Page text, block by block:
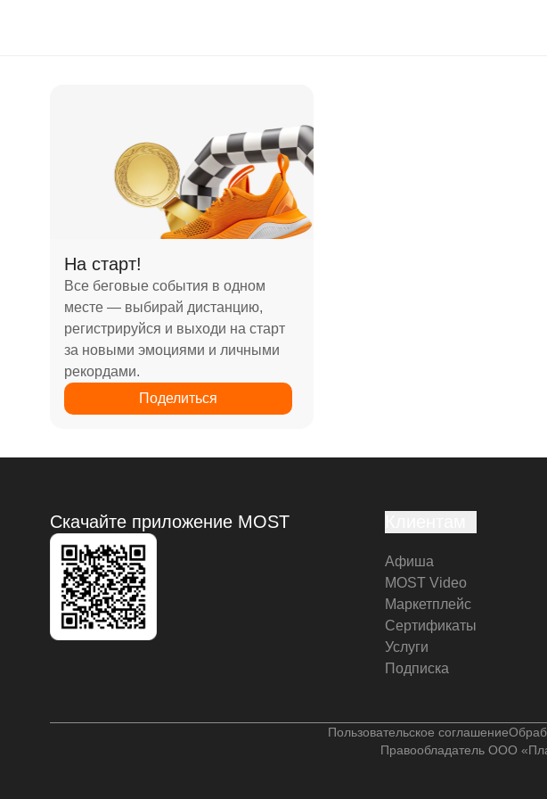
На старт!
Все беговые события в одном
месте — выбирай дистанцию,
регистрируйся и выходи на старт
за новыми эмоциями и личными
рекордами.
Поделиться
Скачайте приложение MOST
Афиша
MOST Video
Маркетплейс
Сертификаты
Услуги
Подписка
Пользовательское соглашение
Правообладатель ООО